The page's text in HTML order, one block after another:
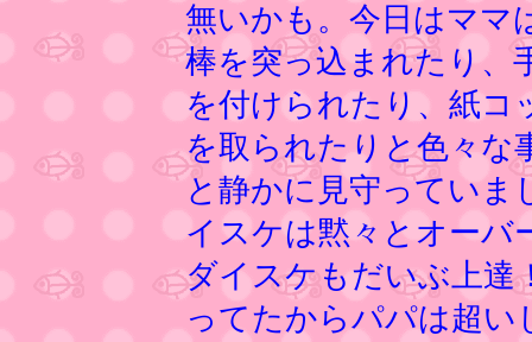
無いかも。今日はママ
棒を突っ込まれたり、
を付けられたり、紙コ
を取られたりと色々な
と静かに見守っていま
イスケは黙々とオーバ
ダイスケもだいぶ上達
ってたからパパは超い